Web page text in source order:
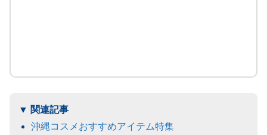
沖縄コスメおすすめアイテム特集